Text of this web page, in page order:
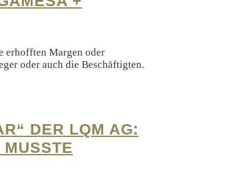
erhofften Margen oder
oder auch die Beschäftigten.
DER LQM AG: